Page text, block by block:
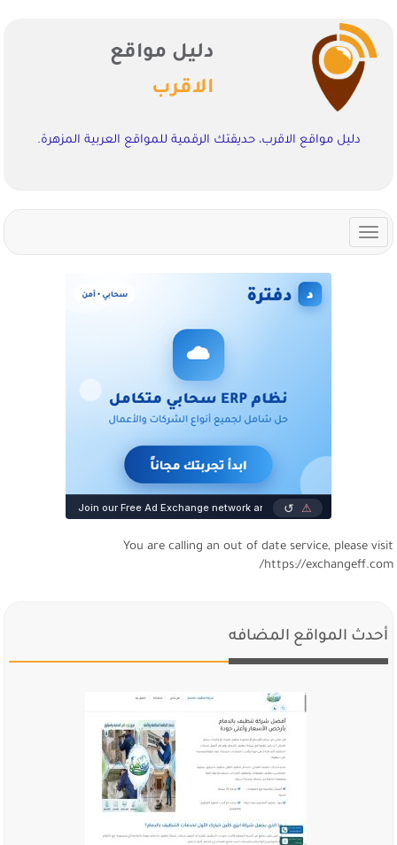
دليل مواقع
الاقرب
دليل مواقع الاقرب، حديقتك الرقمية للمواقع العربية المزهرة.
Toggle
navigation
You are calling an out of date service, please visit
https://exchangeff.com/
أحدث المواقع المضافه